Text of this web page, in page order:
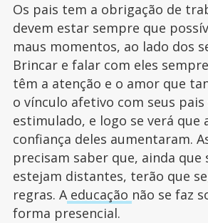
Os pais tem a obrigação de
devem estar sempre que
maus momentos, ao lado dos
Brincar e falar com eles
têm a atenção e o amor que
o vínculo afetivo com seus pais
estimulado, e logo se verá que
confiança deles aumentaram.
precisam saber que, ainda que
estejam distantes, terão que
regras. Aeducação não se faz
forma presencial.